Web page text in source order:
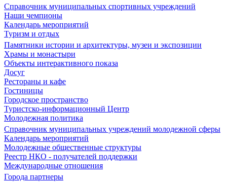
Справочник муниципальных спортивных учреждений
Наши чемпионы
Календарь мероприятий
Туризм и отдых
Памятники истории и архитектуры, музеи и экспозиции
Храмы и монастыри
Объекты интерактивного показа
Досуг
Рестораны и кафе
Гостиницы
Городское пространство
Туристско-информационный Центр
Молодежная политика
Справочник муниципальных учреждений молодежной сферы
Календарь мероприятий
Молодежные общественные структуры
Реестр НКО - получателей поддержки
Международные отношения
Города партнеры